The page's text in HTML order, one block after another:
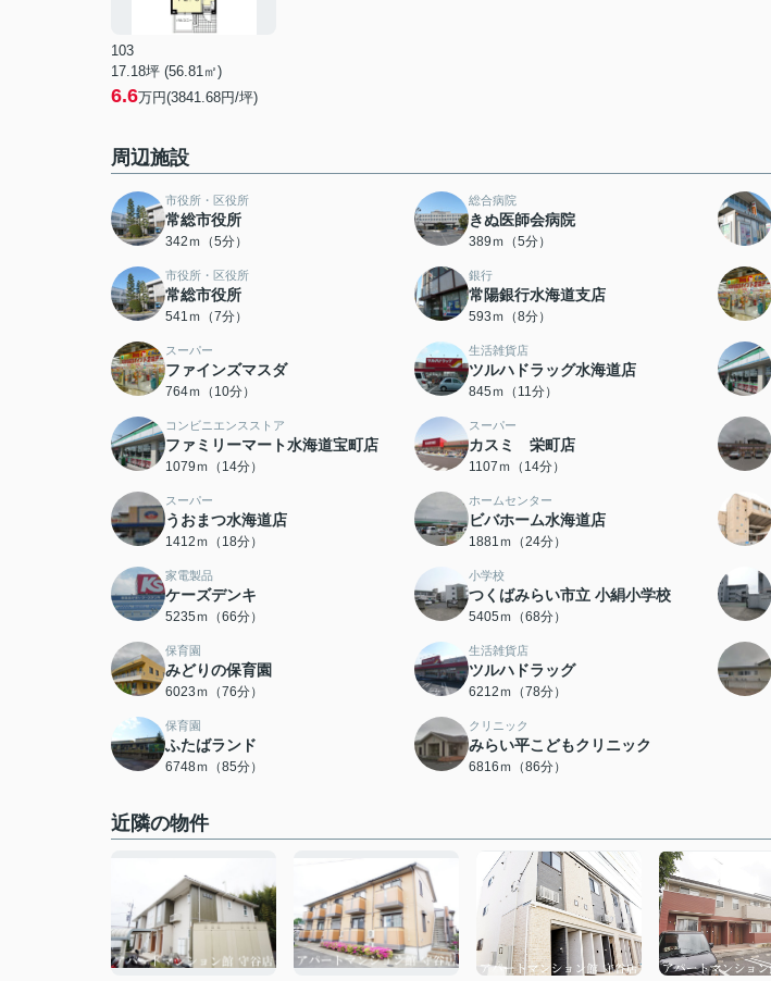
103
17.18坪 (56.81㎡)
6.6万円(3841.68円/坪)
周辺施設
市役所・区役所
常総市役所
342ｍ（5分）
総合病院
きぬ医師会病院
389ｍ（5分）
市役所・区役所
常総市役所
541ｍ（7分）
銀行
常陽銀行水海道支店
593ｍ（8分）
スーパー
ファインズマスダ
764ｍ（10分）
生活雑貨店
ツルハドラッグ水海道店
845ｍ（11分）
コンビニエンスストア
ファミリーマート水海道宝町店
1079ｍ（14分）
スーパー
カスミ 栄町店
1107ｍ（14分）
スーパー
うおまつ水海道店
1412ｍ（18分）
ホームセンター
ビバホーム水海道店
1881ｍ（24分）
家電製品
ケーズデンキ
5235ｍ（66分）
小学校
つくばみらい市立 小絹小学校
5405ｍ（68分）
保育園
みどりの保育園
6023ｍ（76分）
生活雑貨店
ツルハドラッグ
6212ｍ（78分）
保育園
ふたばランド
6748ｍ（85分）
クリニック
みらい平こどもクリニック
6816ｍ（86分）
近隣の物件